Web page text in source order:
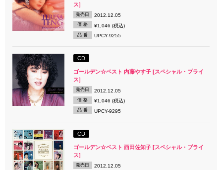
ス]
発売日 2012.12.05
価 格 ¥1,046 (税込)
品 番 UPCY-9255
CD
ゴールデン☆ベスト 内藤やす子 [スペシャル・プライ
ス]
発売日 2012.12.05
価 格 ¥1,046 (税込)
品 番 UPCY-9295
CD
ゴールデン☆ベスト 西田佐知子 [スペシャル・プライ
ス]
発売日 2012.12.05